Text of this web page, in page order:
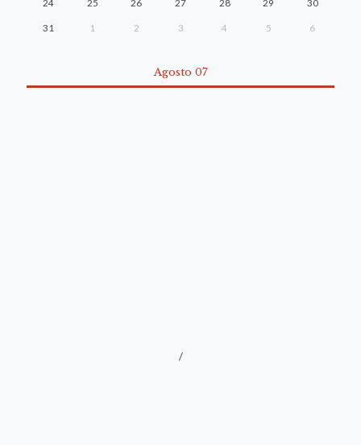
24 25 26 27 28 29 30
31 1 2 3 4 5 6
Agosto 07
/